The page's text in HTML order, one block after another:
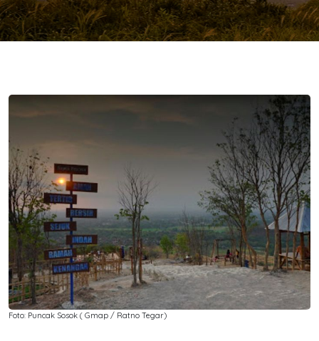
Foto: Puncak Sosok ( Gmap / Ratno Tegar)